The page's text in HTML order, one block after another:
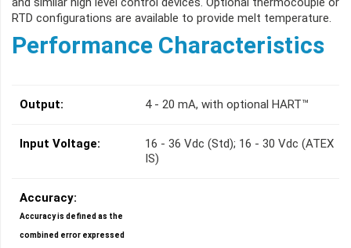
RTD configurations are available to provide melt temperature.
Performance Characteristics
Output: 4 - 20 mA, with optional HART™
Input Voltage:
16 - 36 Vdc (Std); 16 - 30 Vdc (ATEX
IS)
Accuracy:
Accuracy is defined as the
combined error expressed